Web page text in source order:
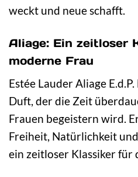
weckt und neue schafft.
Aliage: Ein zeitloser
moderne Frau
Estée Lauder Aliage
Duft, der die Zeit
Frauen begeistern wird.
Freiheit, Natürlichkeit
ein zeitloser Klassiker für